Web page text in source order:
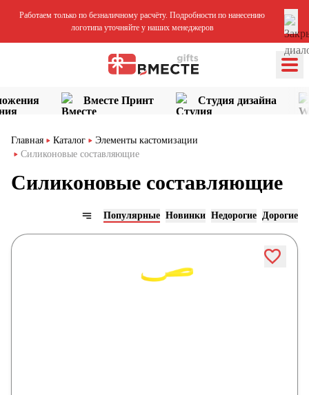
Работаем только по безналичному расчёту. Подробности по нанесению
логотипа уточняйте у наших менеджеров
Вместе Принт Студия дизайна
Главная Каталог
Элементы кастомизации
Силиконовые составляющие
Силиконовые составляющие
Популярные Новинки Недорогие Дорогие